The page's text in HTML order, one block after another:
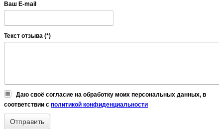
Ваш E-mail
Текст отзыва (*)
Даю своё согласие на обработку моих персональных данных, в
соответствии с политикой конфиденциальности